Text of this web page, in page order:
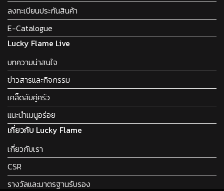
ลงทะเบียนประกันสินค้า
E-Catalogue
Lucky Flame Live
บทความน่าสนใจ
ข่าวสารและกิจกรรม
เคล็ดลับคู่ครัว
แนะนำเมนูอร่อย
เกี่ยวกับ Lucky Flame
เกี่ยวกับเรา
CSR
รางวัลและมาตรฐานรับรอง